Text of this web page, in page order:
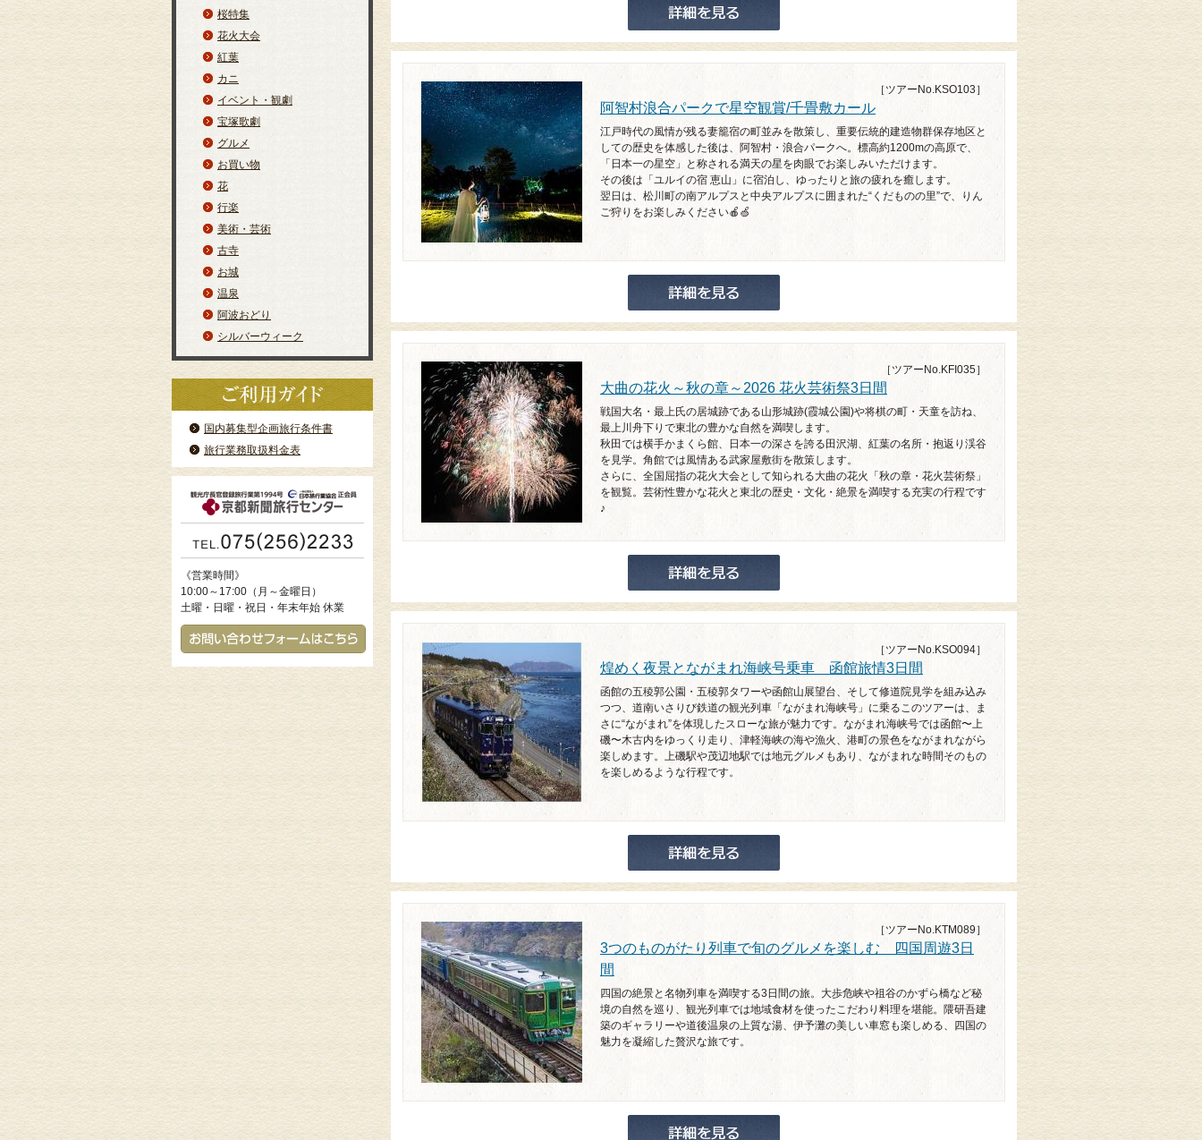
桜特集
花火大会
紅葉
カニ
イベント・観劇
宝塚歌劇
グルメ
お買い物
花
行楽
美術・芸術
古寺
お城
温泉
阿波おどり
シルバーウィーク
国内募集型企画旅行条件書
旅行業務取扱料金表
《営業時間》
10:00～17:00（月～金曜日）
土曜・日曜・祝日・年末年始 休業
［ツアーNo.KSO103］
阿智村浪合パークで星空観賞/千畳敷カール
江戸時代の風情が残る妻籠宿の町並みを散策し、重要伝統的建造物群保存地区と
しての歴史を体感した後は、阿智村・浪合パークへ。標高約1200mの高原で、
「日本一の星空」と称される満天の星を肉眼でお楽しみいただけます。
その後は「ユルイの宿 恵山」に宿泊し、ゆったりと旅の疲れを癒します。
翌日は、松川町の南アルプスと中央アルプスに囲まれた“くだものの里”で、りん
ご狩りをお楽しみください🍎🍏
［ツアーNo.KFI035］
大曲の花火～秋の章～2026 花火芸術祭3日間
戦国大名・最上氏の居城跡である山形城跡(霞城公園)や将棋の町・天童を訪ね、
最上川舟下りで東北の豊かな自然を満喫します。
秋田では横手かまくら館、日本一の深さを誇る田沢湖、紅葉の名所・抱返り渓谷
を見学。角館では風情ある武家屋敷街を散策します。
さらに、全国屈指の花火大会として知られる大曲の花火「秋の章・花火芸術祭」
を観覧。芸術性豊かな花火と東北の歴史・文化・絶景を満喫する充実の行程です
♪
［ツアーNo.KSO094］
煌めく夜景とながまれ海峡号乗車 函館旅情3日間
函館の五稜郭公園・五稜郭タワーや函館山展望台、そして修道院見学を組み込み
つつ、道南いさりび鉄道の観光列車「ながまれ海峡号」に乗るこのツアーは、ま
さに“ながまれ”を体現したスローな旅が魅力です。ながまれ海峡号では函館〜上
磯〜木古内をゆっくり走り、津軽海峡の海や漁火、港町の景色をながまれながら
楽しめます。上磯駅や茂辺地駅では地元グルメもあり、ながまれな時間そのもの
を楽しめるような行程です。
［ツアーNo.KTM089］
3つのものがたり列車で旬のグルメを楽しむ 四国周遊3日
間
四国の絶景と名物列車を満喫する3日間の旅。大歩危峡や祖谷のかずら橋など秘
境の自然を巡り、観光列車では地域食材を使ったこだわり料理を堪能。隈研吾建
築のギャラリーや道後温泉の上質な湯、伊予灘の美しい車窓も楽しめる、四国の
魅力を凝縮した贅沢な旅です。